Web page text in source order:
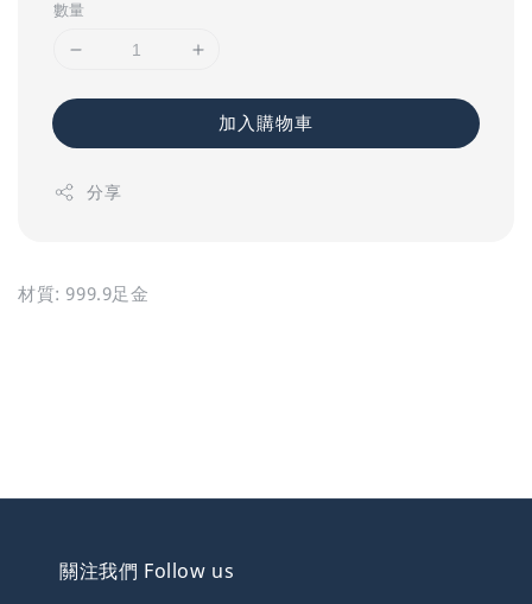
數量
加入購物車
分享
材質: 999.9足金
關注我們 Follow us